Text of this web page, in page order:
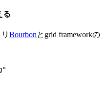
る
Bourbonとgrid frameworkの